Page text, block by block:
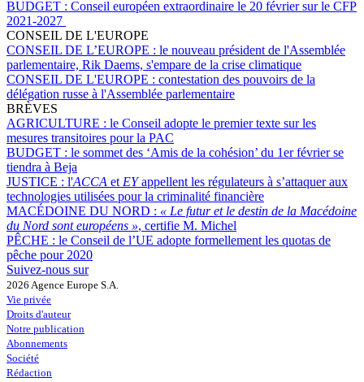
BUDGET : Conseil européen extraordinaire le 20 février sur le CFP
2021-2027
CONSEIL DE L'EUROPE
CONSEIL DE L’EUROPE : le nouveau président de l'Assemblée
parlementaire, Rik Daems, s'empare de la crise climatique
CONSEIL DE L'EUROPE : contestation des pouvoirs de la
délégation russe à l'Assemblée parlementaire
BRÈVES
AGRICULTURE : le Conseil adopte le premier texte sur les
mesures transitoires pour la PAC
BUDGET : le sommet des ‘Amis de la cohésion’ du 1er février se
tiendra à Beja
JUSTICE : l'ACCA et EYappellent les régulateurs à s’attaquer aux
technologies utilisées pour la criminalité financière
MACÉDOINE DU NORD : « Le futur et le destin de la Macédoine
du Nord sont européens », certifie M. Michel
PÊCHE : le Conseil de l’UE adopte formellement les quotas de
pêche pour 2020
Suivez-nous sur
2026 Agence Europe S.A.
Vie privée
Droits d'auteur
Notre publication
Abonnements
Société
Rédaction